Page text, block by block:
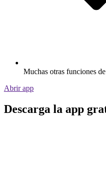
Muchas otras funciones
Abrir app
Descarga la app